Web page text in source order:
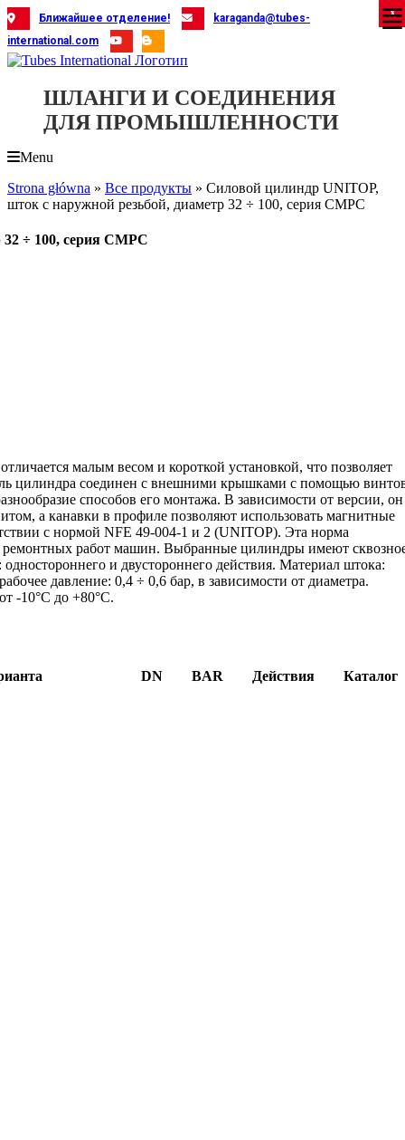
Skip
to
content
Ближайшее отделение!
karaganda@tubes-
international.com
ШЛАНГИ И СОЕДИНЕНИЯ
ДЛЯ ПРОМЫШЛЕННОСТИ
Menu
Strona główna » Все продукты » Силовой цилиндр UNITOP,
шток с наружной резьбой, диаметр 32 ÷ 100, серия CMPC
÷ 100, серия CMPC
малым весом и короткой установкой, что позволяет
цилиндра соединен с внешними крышками с помощью
способов его монтажа. В зависимости от версии, он
а канавки в профиле позволяют использовать магнитные
с нормой NFE 49-004-1 и 2 (UNITOP). Эта норма
ремонтных работ машин. Выбранные цилиндры имеют
и двустороннего действия. Материал штока:
давление: 0,4 ÷ 0,6 бар, в зависимости от диаметра.
-10°C до +80°C.
DN BAR Действия Каталог
X
X
X
X
X
X
X
X
X
X
X
X
X
X
X
X
X
X
X